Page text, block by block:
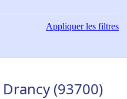
Appliquerles filtres
(93700)